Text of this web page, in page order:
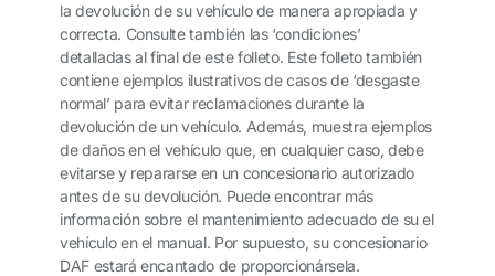
la devolución de su vehículo de manera apropiada y
correcta. Consulte también las ‘condiciones’
detalladas al final de este folleto. Este folleto también
contiene ejemplos ilustrativos de casos de ‘desgaste
normal’ para evitar reclamaciones durante la
devolución de un vehículo. Además, muestra ejemplos
de daños en el vehículo que, en cualquier caso, debe
evitarse y repararse en un concesionario autorizado
antes de su devolución. Puede encontrar más
información sobre el mantenimiento adecuado de su el
vehículo en el manual. Por supuesto, su concesionario
DAF estará encantado de proporcionársela.